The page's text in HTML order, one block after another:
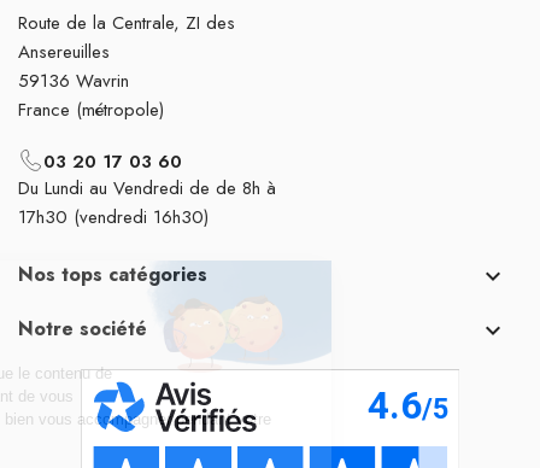
Route de la Centrale, ZI des
Ansereuilles
59136 Wavrin
France (métropole)
03 20 17 03 60
Du Lundi au Vendredi de de 8h à
17h30 (vendredi 16h30)
Nos tops catégories 
Notre société 